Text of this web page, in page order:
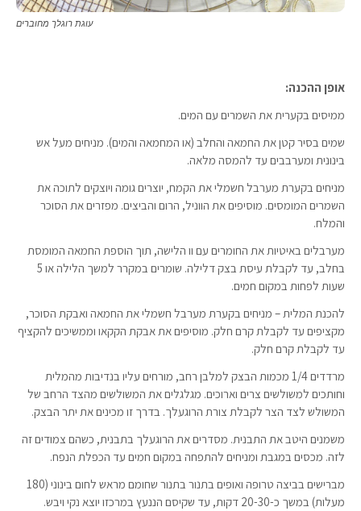
עוגת רוגלך מחוברים
אופן ההכנה:
ממיסים בקערית את השמרים עם המים.
שמים בסיר קטן את החמאה והחלב (או המחמאה והמים). מניחים מעל אש
בינונית ומערבבים עד להמסה מלאה.
מניחים בקערת מערבל חשמלי את הקמח, יוצרים גומה ויוצקים לתוכה את
השמרים המומסים. מוסיפים את הווניל, הרום והביצים. מפזרים את הסוכר
והמלח.
מערבלים באיטיות את החומרים עם וו הלישה, תוך הוספת החמאה המומסת
בחלב, עד לקבלת עיסת בצק דלילה. שומרים במקרר למשך הלילה או 5
שעות לפחות במקום חמים.
להכנת המלית – מניחים בקערת מערבל חשמלי את החמאה ואבקת הסוכר,
מקציפים עד לקבלת קרם חלק. מוסיפים את אבקת הקקאו וממשיכים להקציף
עד לקבלת קרם חלק.
מרדדים 1/4 מכמות הבצק למלבן רחב, מורחים עליו בנדיבות מהמלית
וחותכים למשולשים צרים וארוכים. מגלגלים את המשולשים מהצד הרחב של
המשולש לצד הצר לקבלת צורת הרוגעלך. בדרך זו מכינים את יתר הבצק.
משמנים היטב את התבנית. מסדרים את הרוגעלך בתבנית, כשהם צמודים זה
לזה. מכסים במגבת ומניחים להתפחה במקום חמים עד הכפלת הנפח.
מברישים בביצה טרופה ואופים בתנור בתנור שחומם מראש לחום בינוני (180
מעלות) במשך כ-20-30 דקות, עד שקיסם הננעץ במרכזו יוצא נקי ויבש.